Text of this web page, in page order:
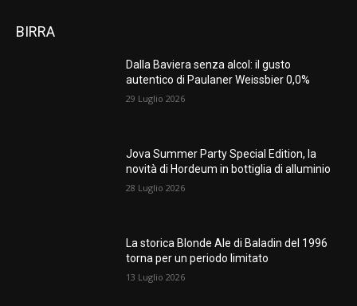
BIRRA
Dalla Baviera senza alcol: il gusto
autentico di Paulaner Weissbier 0,0%
29 Luglio 2026
Jova Summer Party Special Edition, la
novità di Hordeum in bottiglia di alluminio
28 Luglio 2026
La storica Blonde Ale di Baladin del 1996
torna per un periodo limitato
13 Luglio 2026